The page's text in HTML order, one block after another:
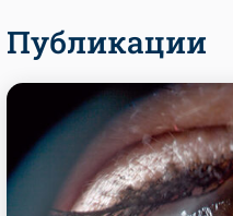
Публикации